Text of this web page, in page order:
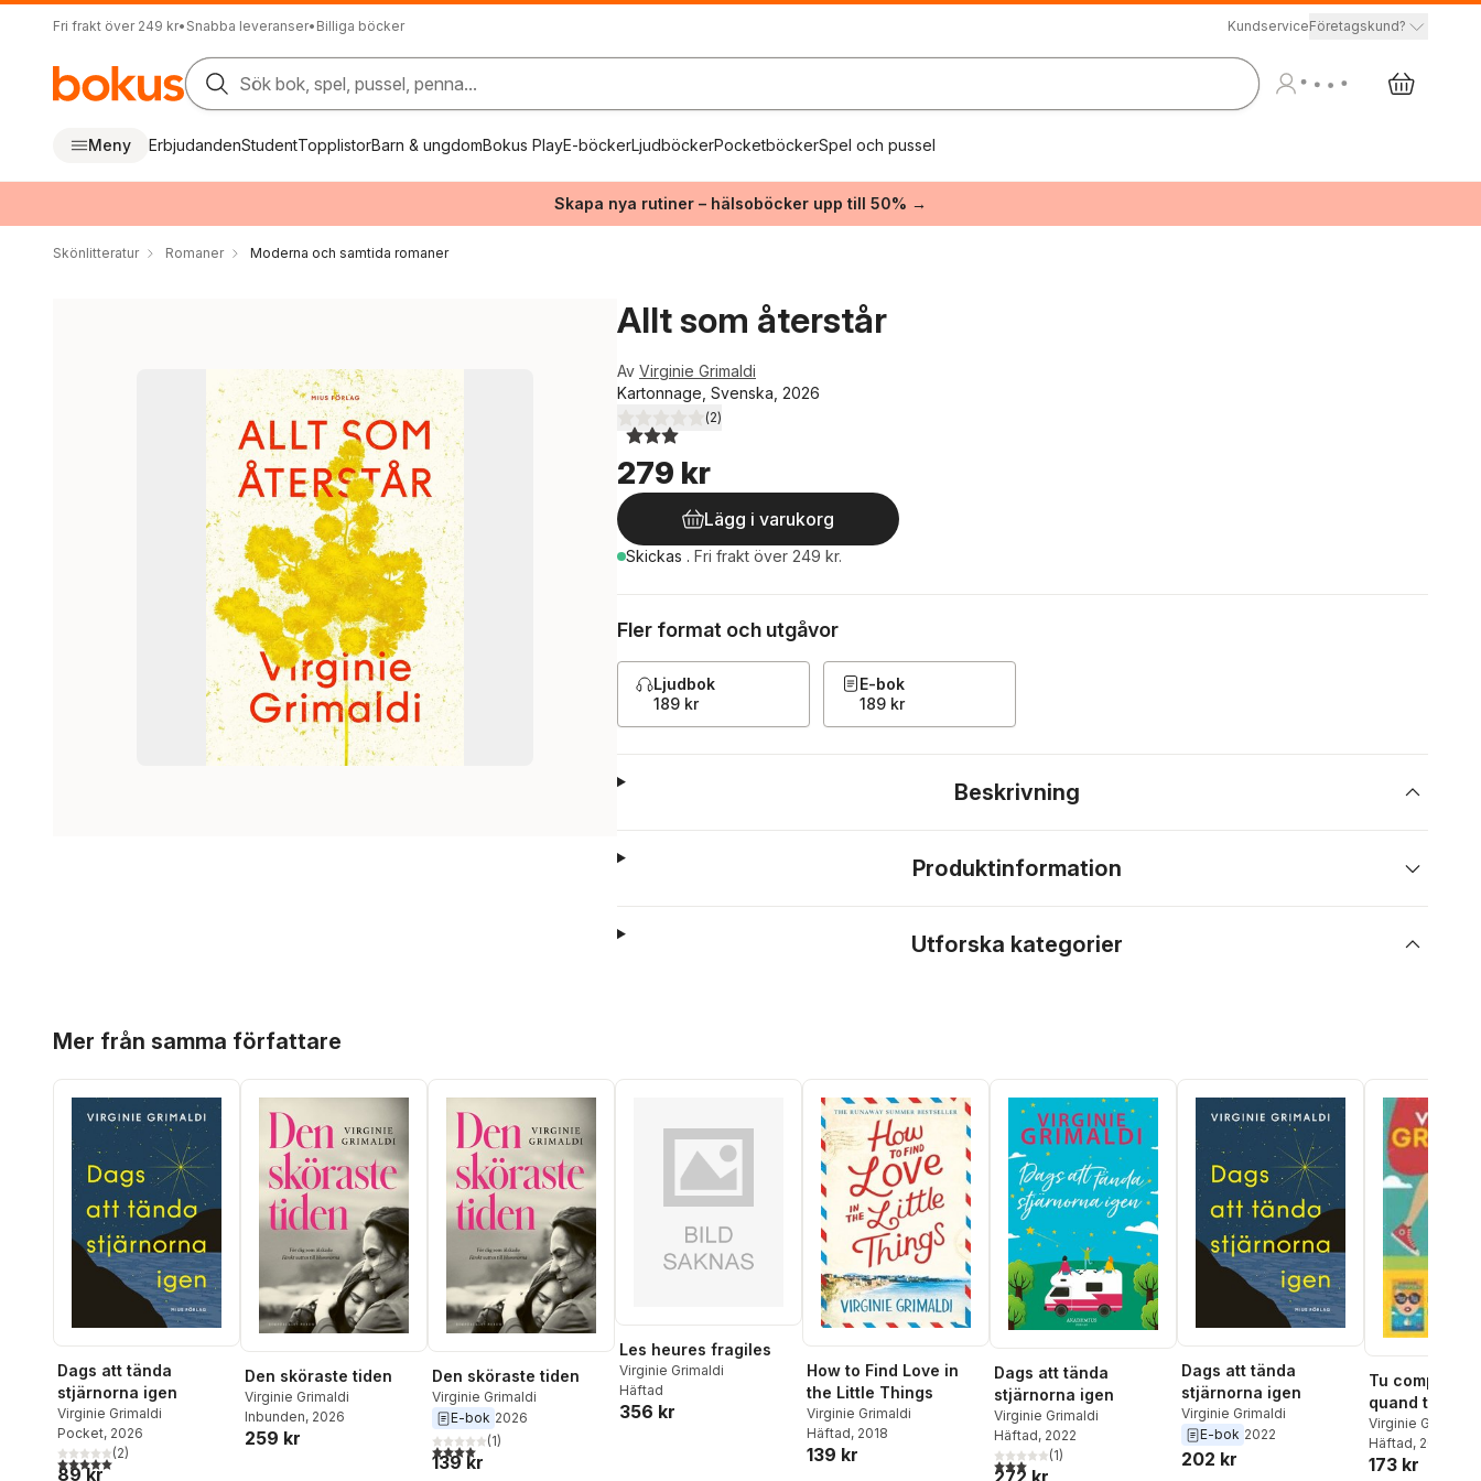
Fri frakt över 249 kr• Snabba leveranser• Billiga böcker KundserviceFöretagskund?
Sök bok, spel, pussel, penna...
Meny ErbjudandenStudentTopplistorBarn & ungdomBokus PlayE-böckerLjudböckerPocketböckerSpel och pussel
Skapa nya rutiner – hälsoböcker upp till 50% →
Skönlitteratur Romaner Moderna och samtida romaner
Allt som återstår
Av Virginie Grimaldi
Kartonnage, Svenska, 2026
3,0utav 5 stjärnor. Totalt antal röster:
(2)
279 kr
Lägg i varukorg
Skickas . Fri frakt över 249 kr.
Fler format och utgåvor
Ljudbok
189 kr
E-bok
189 kr
Beskrivning
Produktinformation
Utforska kategorier
Mer från samma författare
Dags att tända
stjärnorna igen
Virginie Grimaldi
Pocket, 2026
5,0utav 5 stjärnor. Totalt antal röster:
(2)
89 kr
Den sköraste tiden
Virginie Grimaldi
Inbunden, 2026
259 kr
Den sköraste tiden
Virginie Grimaldi
E-bok 2026
4,0utav 5 stjärnor. Totalt antal röster:
(1)
139 kr
Les heures fragiles
Virginie Grimaldi
Häftad
356 kr
How to Find Love in
the Little Things
Virginie Grimaldi
Häftad, 2018
139 kr
Dags att tända
stjärnorna igen
Virginie Grimaldi
Häftad, 2022
3,0utav 5 stjärnor. Totalt antal röster:
(1)
Dags att tända
stjärnorna igen
Virginie Grimaldi
E-bok 2022
202 kr
Tu
quand tu
grande
Virginie Grimaldi
Häftad, 2017
173 kr